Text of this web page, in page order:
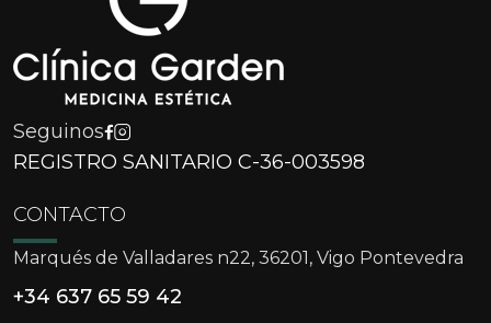
Seguinos
REGISTRO SANITARIO C-36-003598
CONTACTO
Marqués de Valladares n22, 36201, Vigo Pontevedra
+34 637 65 59 42